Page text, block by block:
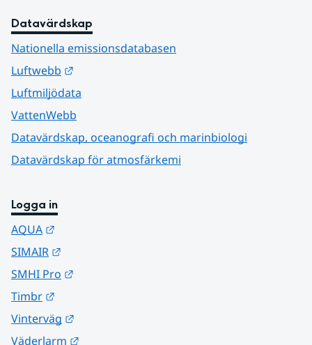
Datavärdskap
Nationella emissionsdatabasen
Luftwebb
Luftmiljödata
VattenWebb
Datavärdskap, oceanografi och marinbiologi
Datavärdskap för atmosfärkemi
Logga in
AQUA
SIMAIR
SMHI Pro
Timbr
Vinterväg
Väderlarm